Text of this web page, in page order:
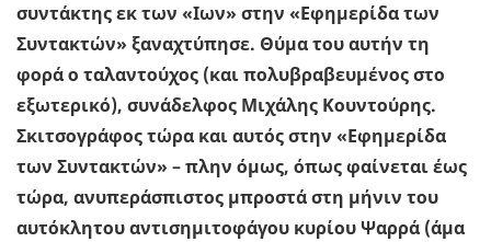
συντάκτης εκ των «Ιων» στην «Εφημερίδα των
Συντακτών» ξαναχτύπησε. Θύμα του αυτήν τη
φορά ο ταλαντούχος (και πολυβραβευμένος στο
εξωτερικό), συνάδελφος Μιχάλης Κουντούρης.
Σκιτσογράφος τώρα και αυτός στην «Εφημερίδα
των Συντακτών» – πλην όμως, όπως φαίνεται έως
τώρα, ανυπεράσπιστος μπροστά στη μήνιν του
αυτόκλητου αντισημιτοφάγου κυρίου Ψαρρά (άμα